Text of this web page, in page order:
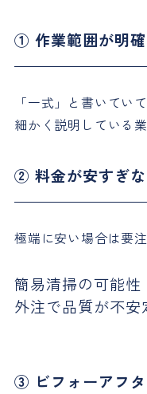
① 作業範囲が明
「一式」と書いてい
細かく説明している
② 料金が安すぎ
極端に安い場合は要注
簡易清掃の可能性
外注で品質が不安
③ ビフォーアフ